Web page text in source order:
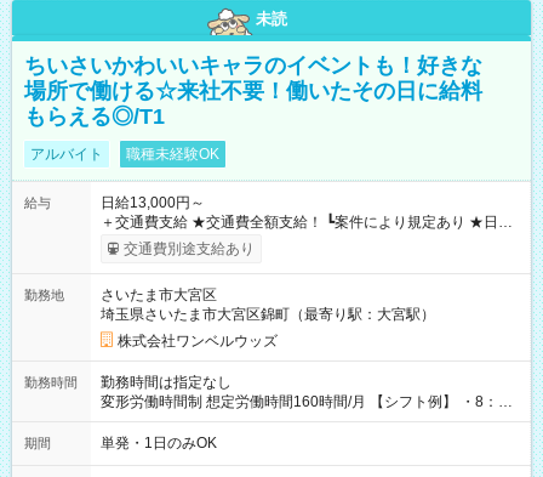
未読
ちいさいかわいいキャラのイベントも！好きな
場所で働ける☆来社不要！働いたその日に給料
もらえる◎/T1
アルバイト 職種未経験OK
給与
日給13,000円～
＋交通費支給 ★交通費全額支給！ ┗案件により規定あり ★日払
いOK！（規定あり） ┗働いたその日に現金GET♪ お仕事後はコ
ンビニATMから 日払い分を引き落とせます！ 【試用期間】試
交通費別途支給あり
勤務地
さいたま市大宮区
埼玉県さいたま市大宮区錦町（最寄り駅：大宮駅）
株式会社ワンベルウッズ
勤務時間
勤務時間は指定なし
変形労働時間制 想定労働時間160時間/月 【シフト例】 ・8：00
～21：00
期間 単発・1日のみOK